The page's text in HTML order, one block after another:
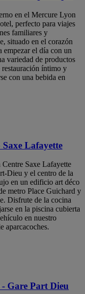
en el Mercure Lyon
perfecto para viajes
familiares y
situado en el corazón
empezar el día con un
variedad de productos
restauración íntimo y
con una bebida en
Lafayette
Saxe Lafayette
Dieu y el centro de la
en un edificio art déco
metro Place Guichard y
Disfrute de la cocina
en la piscina cubierta
en nuestro
aparcacoches.
Gare Part Dieu